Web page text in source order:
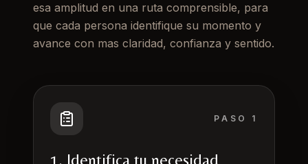
esa amplitud en una ruta comprensible, para
que cada persona identifique su momento y
avance con mas claridad, confianza y sentido.
PASO 1
1. Identifica tu necesidad